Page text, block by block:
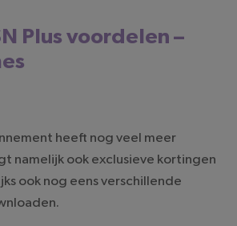
Plus voordelen –
heeft nog veel meer
namelijk ook exclusieve kortingen
ook nog eens verschillende